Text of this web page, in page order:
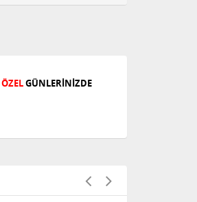
ÖZELGÜNLERİNİZDE